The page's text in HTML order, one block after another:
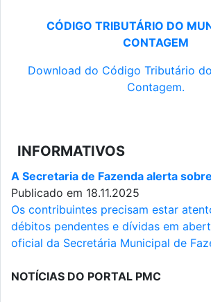
CÓDIGO TRIBUTÁRIO DO
CONTAGEM
Download do Código Tributário
Contagem.
INFORMATIVOS
A Secretaria de Fazenda alerta
Publicado em 18.11.2025
Os contribuintes precisam estar
débitos pendentes e dívidas em
oficial da Secretária Municipal de
NOTÍCIAS DO PORTAL PMC